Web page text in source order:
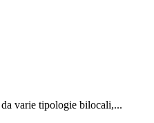
varie tipologie bilocali,...